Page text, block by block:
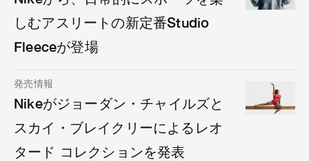
しむアスリートの新定番Studio
Fleeceが登場
発売情報
Nikeがジョーダン・チャイルズと
スカイ・ブレイクリーによるレオ
タード コレクションを発表